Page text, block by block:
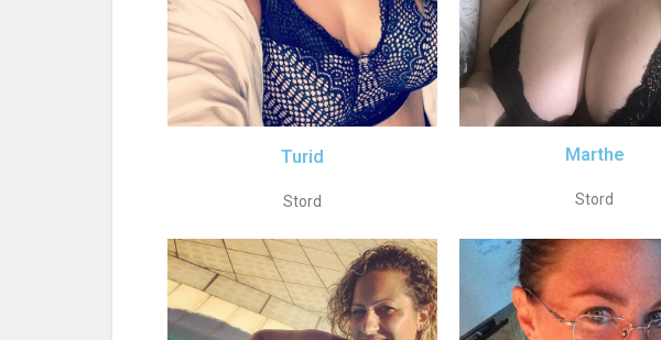
Turid
Stord
Marthe
Stord